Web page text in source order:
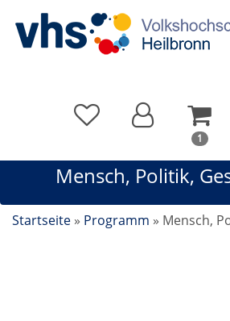
1 In
1
Mensch, Politik,
Startseite » Programm » Mensch,